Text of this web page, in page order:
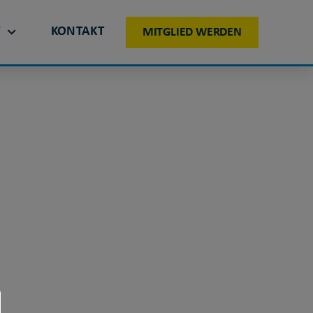
KONTAKT MITGLIED WERDEN